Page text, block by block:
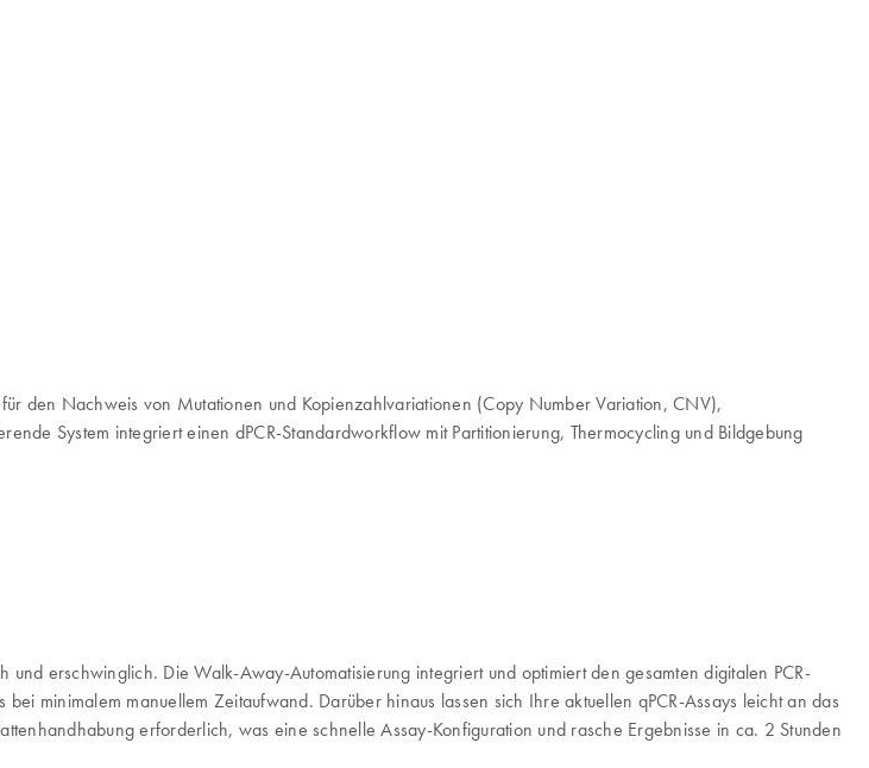
den Nachweis von Mutationen und Kopienzahlvariationen (Copy Number Variation, CNV),
System integriert einen dPCR-Standardworkflow mit Partitionierung, Thermocycling und Bildgebung
erschwinglich. Die Walk-Away-Automatisierung integriert und optimiert den gesamten digitalen PCR-
minimalem manuellem Zeitaufwand. Darüber hinaus lassen sich Ihre aktuellen qPCR-Assays leicht an das
erforderlich, was eine schnelle Assay-Konfiguration und rasche Ergebnisse in ca. 2 Stunden